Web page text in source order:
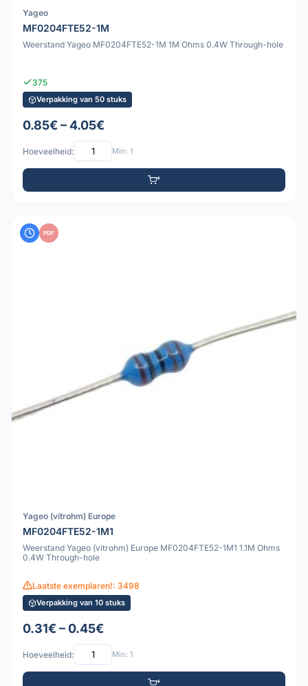
Yageo
MF0204FTE52-1M
Weerstand Yageo MF0204FTE52-1M 1M Ohms 0.4W Through-hole
375
Verpakking van 50 stuks
0.85€ – 4.05€
Hoeveelheid: Min: 1
PDF
Yageo (vitrohm) Europe
MF0204FTE52-1M1
Weerstand Yageo (vitrohm) Europe MF0204FTE52-1M1 1.1M Ohms
0.4W Through-hole
Laatste exemplaren!: 3498
Verpakking van 10 stuks
0.31€ – 0.45€
Hoeveelheid: Min: 1